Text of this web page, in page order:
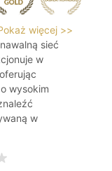
więcej >>
sieć
w
wysokim
w